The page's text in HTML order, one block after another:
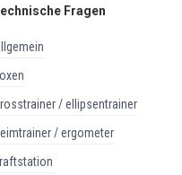
Fragen
allgemein
boxen
crosstrainer / ellipsentrainer
heimtrainer / ergometer
kraftstation